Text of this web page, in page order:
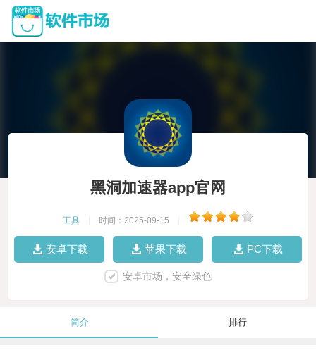
黑洞加速器app官网
工具 时间：2025-09-15
安卓下载 苹果下载 PC下载
安卓市场，安全绿色
简介 排行